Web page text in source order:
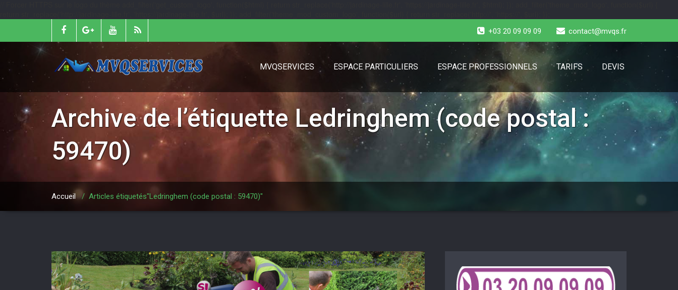
+03 20 09 09 09 contact@mvqs.fr
MVQSERVICES ESPACE PARTICULIERS ESPACE PROFESSIONNELS TARIFS DEVIS
Archive de l’étiquette Ledringhem (code postal :
59470)
Accueil/ Articles étiquetés"Ledringhem (code postal : 59470)"